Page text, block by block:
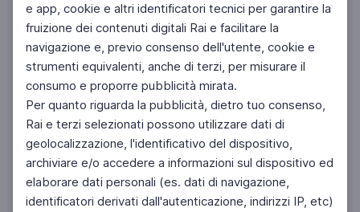
e app, cookie e altri identificatori tecnici per garantire la
fruizione dei contenuti digitali Rai e facilitare la
navigazione e, previo consenso dell'utente, cookie e
strumenti equivalenti, anche di terzi, per misurare il
consumo e proporre pubblicità mirata.
Per quanto riguarda la pubblicità, dietro tuo consenso,
Rai e terzi selezionati possono utilizzare dati di
geolocalizzazione, l'identificativo del dispositivo,
archiviare e/o accedere a informazioni sul dispositivo ed
elaborare dati personali (es. dati di navigazione,
identificatori derivati dall'autenticazione, indirizzi IP, etc)